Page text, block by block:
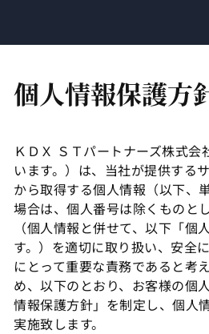
個人情報保護方
ＫＤＸ ＳＴパートナーズ株式会
います。）は、当社が提供する
から取得する個人情報（以下、
場合は、個人番号は除くものと
（個人情報と併せて、以下「個
す。）を適切に取り扱い、安全
にとって重要な責務であると考
め、以下のとおり、お客様の個
情報保護方針」を制定し、個人
実施致します。
各種方針
利用規約
利用規約
2025年6月10日
過去のバージ